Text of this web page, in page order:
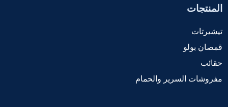
المنتجات
تيشيرتات
قمصان بولو
حقائب
مفروشات السرير والحمام